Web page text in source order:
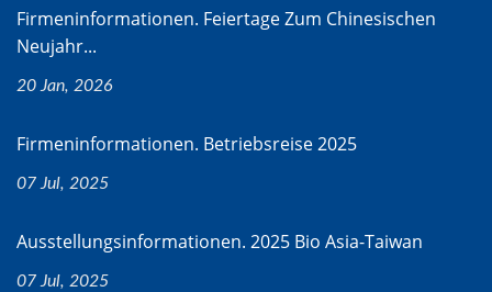
Firmeninformationen. Feiertage Zum Chinesischen
Neujahr...
20 Jan, 2026
Firmeninformationen. Betriebsreise 2025
07 Jul, 2025
Ausstellungsinformationen. 2025 Bio Asia-Taiwan
07 Jul, 2025